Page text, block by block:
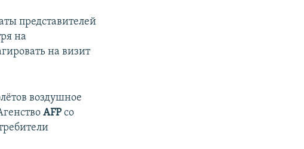
представителей
на
на визит
воздушное
AFP со